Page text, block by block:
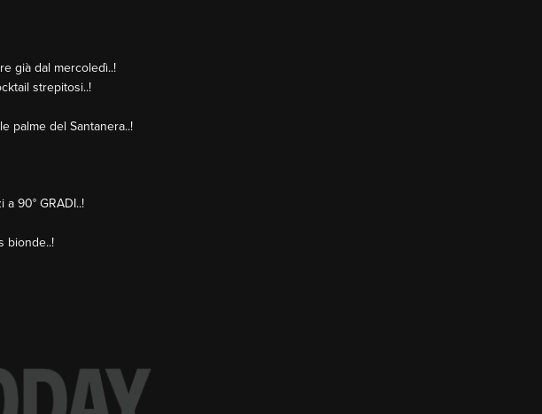
già dal mercoledì..!
strepitosi..!
palme del Santanera..!
90° GRADI..!
bionde..!